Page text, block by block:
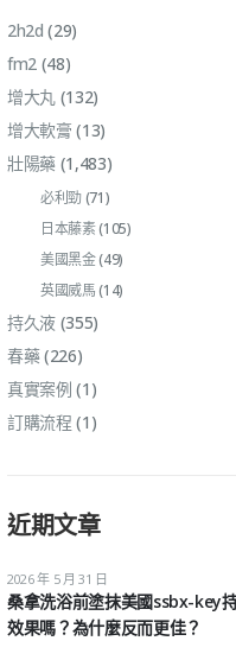
2h2d (29)
fm2(48)
增大丸(132)
增大軟膏 (13)
壯陽藥(1,483)
必利勁(71)
日本藤素(105)
美國黑金(49)
英國威馬(14)
持久液(355)
春藥(226)
真實案例 (1)
訂購流程 (1)
近期文章
桑拿洗浴前塗抹美國ssbx-key
效果嗎？為什麼反而更佳？
2026 年 5 月 31 日